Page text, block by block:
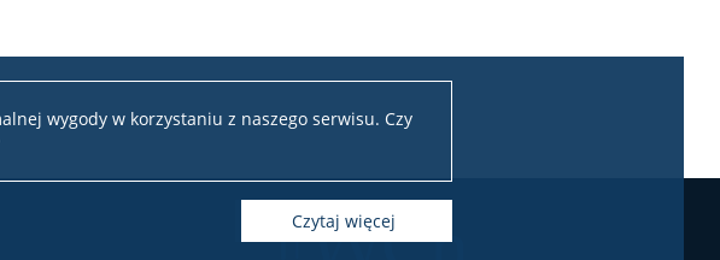
wygody w korzystaniu z naszego serwisu. Czy
czytaj więcej